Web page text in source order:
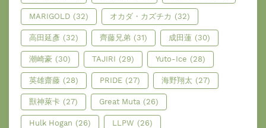
MARIGOLD (32) オカダ・カズチカ (32)
高田延彥 (32) 齊藤兄弟 (31) 成田蓮 (30)
潮崎豪 (30) TAJIRI (29) Yuto-Ice (28)
英雄齋藤 (28) PRIDE (27) 海野翔太 (27)
獸神萊卡 (27) Great Muta (26)
Hulk Hogan (26) LLPW (26)